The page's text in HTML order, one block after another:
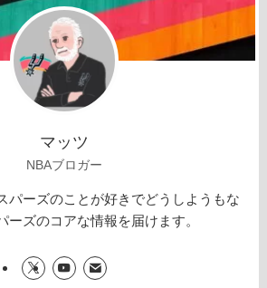
マッツ
NBAブロガー
パーズのことが好きでどうしようもな
ーズのコアな情報を届けます。